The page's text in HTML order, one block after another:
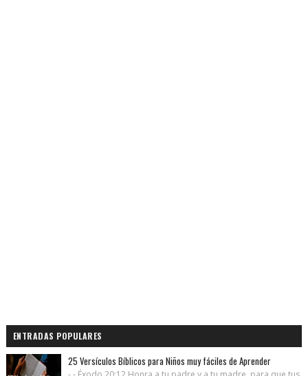
ENTRADAS POPULARES
25 Versículos Bíblicos para Niños muy fáciles de Aprender